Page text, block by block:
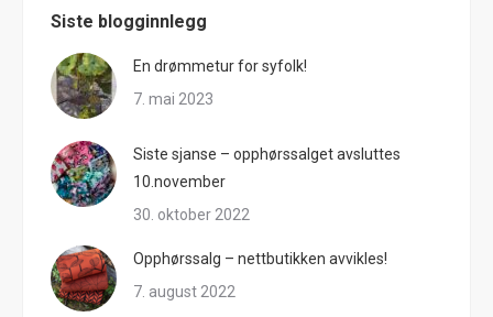
Siste blogginnlegg
En drømmetur for syfolk!
7. mai 2023
Siste sjanse – opphørssalget avsluttes
10.november
30. oktober 2022
Opphørssalg – nettbutikken avvikles!
7. august 2022